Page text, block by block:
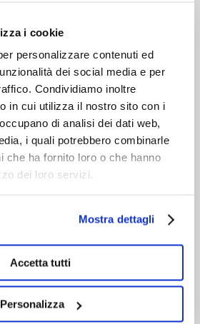
i cookie
personalizzare contenuti ed
dei social media e per
Condividiamo inoltre
in cui utilizza il nostro sito con i
di analisi dei dati web,
i quali potrebbero combinarle
che ha fornito loro o che hanno
dei loro servizi.
Mostra dettagli
Accetta tutti
Personalizza